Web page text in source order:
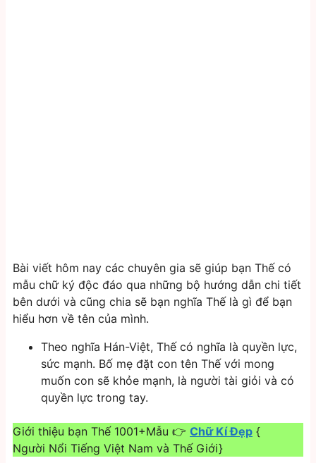
Bài viết hôm nay các chuyên gia sẽ giúp bạn Thế có
mẫu chữ ký độc đáo qua những bộ hướng dẫn chi tiết
bên dưới và cũng chia sẽ bạn nghĩa Thế là gì để bạn
hiểu hơn về tên của mình.
Theo nghĩa Hán-Việt, Thế có nghĩa là quyền lực,
sức mạnh. Bố mẹ đặt con tên Thế với mong
muốn con sẽ khỏe mạnh, là người tài giỏi và có
quyền lực trong tay.
Giới thiệu bạn Thế 1001+Mẫu 👉 Chữ Kí Đẹp {
Người Nổi Tiếng Việt Nam và Thế Giới}